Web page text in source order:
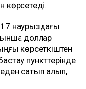
көрсетеді.
17 наурыздағы
доллар
көрсеткіштен
пункттерінде
сатып алып,